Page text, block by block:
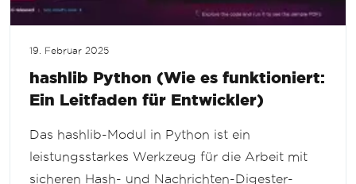
19. Februar 2025
hashlib Python (Wie es funktioniert:
Ein Leitfaden für Entwickler)
Das hashlib-Modul in Python ist ein
leistungsstarkes Werkzeug für die Arbeit mit
sicheren Hash- und Nachrichten-Digester-